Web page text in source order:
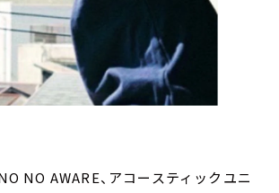
NO AWARE、アコースティックユニ